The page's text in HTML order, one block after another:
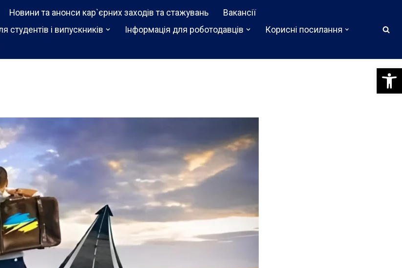
Новини та анонси кар`єрних заходів та стажувань
Вакансії
студентів і випускників
Інформація для роботодавців
Корисні посилання